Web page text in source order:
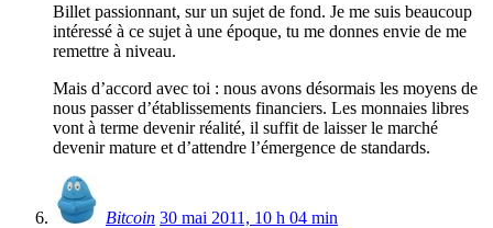
Billet passionnant, sur un sujet de fond. Je me suis beaucoup
intéressé à ce sujet à une époque, tu me donnes envie de me
remettre à niveau.
Mais d’accord avec toi : nous avons désormais les moyens de
nous passer d’établissements financiers. Les monnaies libres
vont à terme devenir réalité, il suffit de laisser le marché
devenir mature et d’attendre l’émergence de standards.
Bitcoin 30 mai 2011, 10 h 04 min